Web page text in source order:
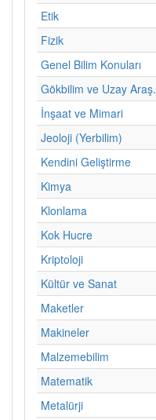
Etik
Fizik
Genel Bilim Konuları
Gökbilim ve Uzay Araş.
İnşaat ve Mimari
Jeoloji (Yerbilim)
Kendini Geliştirme
Kimya
Klonlama
Kok Hucre
Kriptoloji
Kültür ve Sanat
Maketler
Makineler
Malzemebilim
Matematik
Metalürji